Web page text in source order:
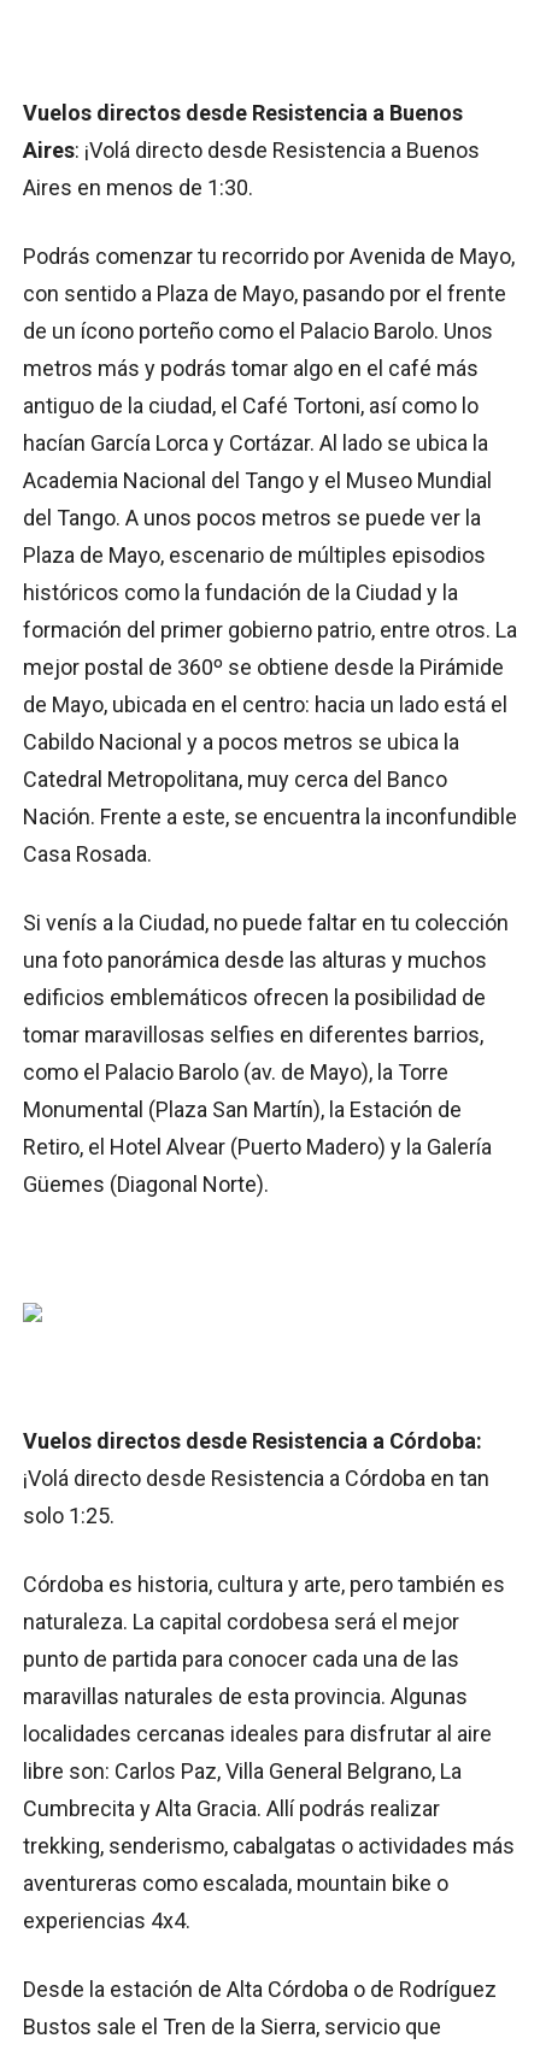
Vuelos directos desde Resistencia a Buenos
Aires: ¡Volá directo desde Resistencia a Buenos
Aires en menos de 1:30.
Podrás comenzar tu recorrido por Avenida de Mayo,
con sentido a Plaza de Mayo, pasando por el frente
de un ícono porteño como el Palacio Barolo. Unos
metros más y podrás tomar algo en el café más
antiguo de la ciudad, el Café Tortoni, así como lo
hacían García Lorca y Cortázar. Al lado se ubica la
Academia Nacional del Tango y el Museo Mundial
del Tango. A unos pocos metros se puede ver la
Plaza de Mayo, escenario de múltiples episodios
históricos como la fundación de la Ciudad y la
formación del primer gobierno patrio, entre otros. La
mejor postal de 360º se obtiene desde la Pirámide
de Mayo, ubicada en el centro: hacia un lado está el
Cabildo Nacional y a pocos metros se ubica la
Catedral Metropolitana, muy cerca del Banco
Nación. Frente a este, se encuentra la inconfundible
Casa Rosada.
Si venís a la Ciudad, no puede faltar en tu colección
una foto panorámica desde las alturas y muchos
edificios emblemáticos ofrecen la posibilidad de
tomar maravillosas selfies en diferentes barrios,
como el Palacio Barolo (av. de Mayo), la Torre
Monumental (Plaza San Martín), la Estación de
Retiro, el Hotel Alvear (Puerto Madero) y la Galería
Güemes (Diagonal Norte).
Vuelos directos desde Resistencia a Córdoba:
¡Volá directo desde Resistencia a Córdoba en tan
solo 1:25.
Córdoba es historia, cultura y arte, pero también es
naturaleza. La capital cordobesa será el mejor
punto de partida para conocer cada una de las
maravillas naturales de esta provincia. Algunas
localidades cercanas ideales para disfrutar al aire
libre son: Carlos Paz, Villa General Belgrano, La
Cumbrecita y Alta Gracia. Allí podrás realizar
trekking, senderismo, cabalgatas o actividades más
aventureras como escalada, mountain bike o
experiencias 4x4.
Desde la estación de Alta Córdoba o de Rodríguez
Bustos sale el Tren de la Sierra, servicio que